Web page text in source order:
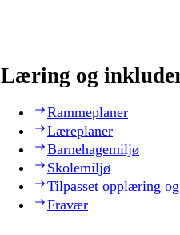
Læring og
Rammeplaner
Læreplaner
Barnehagemiljø
Skolemiljø
Tilpasset opplæring
Fravær